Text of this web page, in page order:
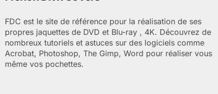
publications
FDC est le site de référence pour la réalisation de ses
propres jaquettes de DVD et Blu-ray , 4K. Découvrez de
nombreux tutoriels et astuces sur des logiciels comme
Acrobat, Photoshop, The Gimp, Word pour réaliser vous
même vos pochettes.